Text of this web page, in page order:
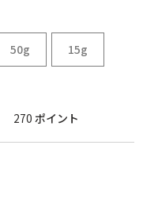
50g 15g
270 ポイント